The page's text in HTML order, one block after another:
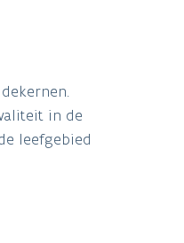
in de
leefgebied